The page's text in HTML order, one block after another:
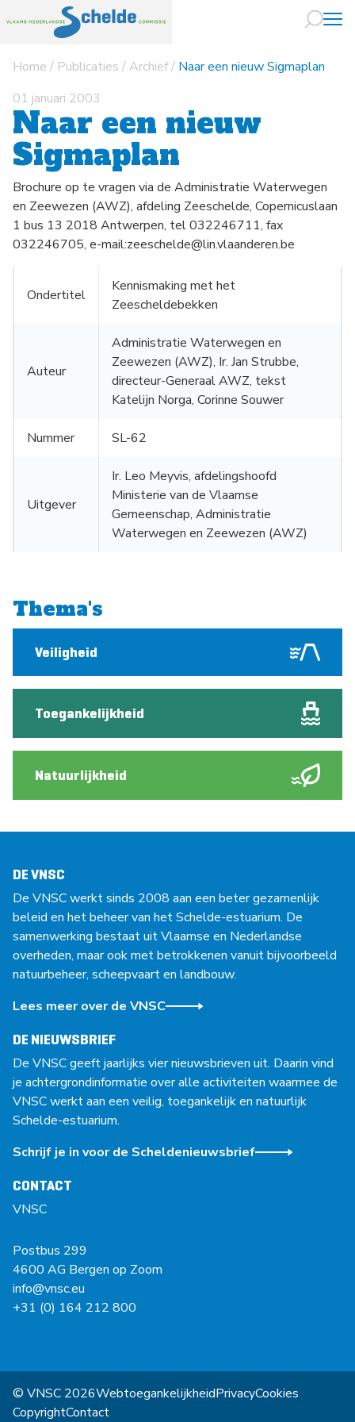
Naar
Home / Publicaties /Archief/ Naar een nieuw Sigmaplan
01 januari 2003
Naar een nieuw
Sigmaplan
Brochure op te vragen via de Administratie Waterwegen
en Zeewezen (AWZ), afdeling Zeeschelde, Copernicuslaan
1 bus 13 2018 Antwerpen, tel 032246711, fax
032246705, e-mail:zeeschelde@lin.vlaanderen.be
Ondertitel
Kennismaking met het
Zeescheldebekken
Auteur
Administratie Waterwegen en
Zeewezen (AWZ), Ir. Jan Strubbe,
directeur-Generaal AWZ, tekst
Katelijn Norga, Corinne Souwer
Nummer SL-62
Uitgever
Ir. Leo Meyvis, afdelingshoofd
Ministerie van de Vlaamse
Gemeenschap, Administratie
Waterwegen en Zeewezen (AWZ)
Thema's
Veiligheid
Toegankelijkheid
Natuurlijkheid
DE VNSC
De VNSC werkt sinds 2008 aan een beter gezamenlijk
beleid en het beheer van het Schelde-estuarium. De
samenwerking bestaat uit Vlaamse en Nederlandse
overheden, maar ook met betrokkenen vanuit bijvoorbeeld
natuurbeheer, scheepvaart en landbouw.
Lees meer over de VNSC
DE NIEUWSBRIEF
De VNSC geeft jaarlijks vier nieuwsbrieven uit. Daarin vind
je achtergrondinformatie over alle activiteiten waarmee de
VNSC werkt aan een veilig, toegankelijk en natuurlijk
Schelde-estuarium.
Schrijf je in voor de Scheldenieuwsbrief
CONTACT
VNSC
Postbus 299
4600 AG Bergen op Zoom
info@vnsc.eu
+31 (0) 164 212 800
© VNSC 2026WebtoegankelijkheidPrivacyCookies
CopyrightContact